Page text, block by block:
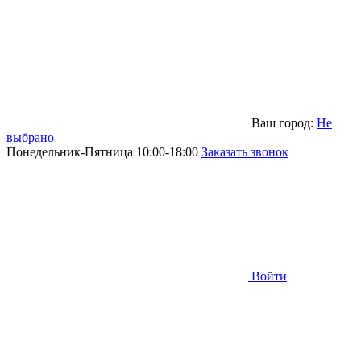
Ваш город: Не
выбрано
Понедельник-Пятница 10:00-18:00 Заказать звонок
Войти